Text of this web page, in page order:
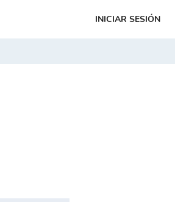
INICIAR SESIÓN